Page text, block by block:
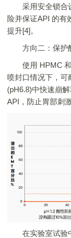
采用安全锁合设
险并保证API 的有
提升[4]。
方向二：保护
使用 HPMC 和
喷封口情况下，可
(pH6.8)中快速崩
API，防止胃部刺
在实验室试验